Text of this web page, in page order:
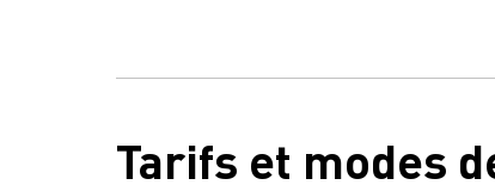
Tarifs et modes